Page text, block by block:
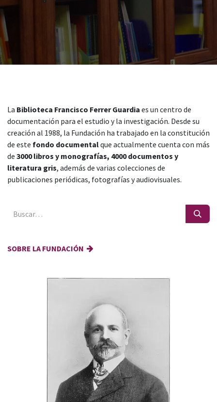
La Biblioteca Francisco Ferrer Guardia es un centro de
documentación para el estudio y la investigación. Desde su
creación al 1988, la Fundación ha trabajado en la constitución
de este fondo documentalque actualmente cuenta con más
de 3000 libros y monografías, 4000 documentos y
literatura gris, además de varias colecciones de
publicaciones periódicas, fotografías y audiovisuales.
SOBRE LA FUNDACIÓN